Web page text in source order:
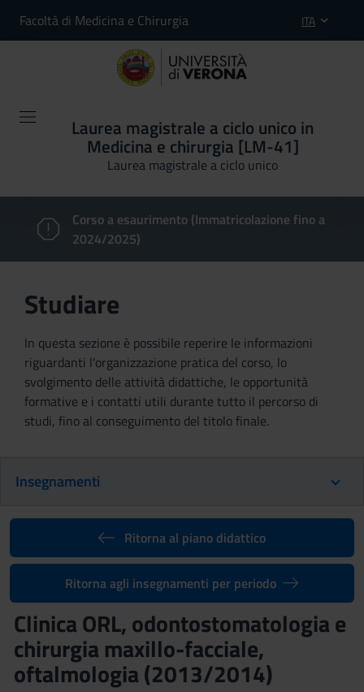
Facoltà di Medicina e Chirurgia ITA
Laurea magistrale a ciclo unico in
Medicina e chirurgia [LM-41]
Laurea magistrale a ciclo unico
Corso a esaurimento (Immatricolazione fino a
2024/2025)
Studiare
In questa sezione è possibile reperire le informazioni
riguardanti l'organizzazione pratica del corso, lo
svolgimento delle attività didattiche, le opportunità
formative e i contatti utili durante tutto il percorso di
studi, fino al conseguimento del titolo finale.
Insegnamenti
Ritorna al piano didattico
Ritorna agli insegnamenti per periodo
Clinica ORL, odontostomatologia e
chirurgia maxillo-facciale,
oftalmologia (2013/2014)